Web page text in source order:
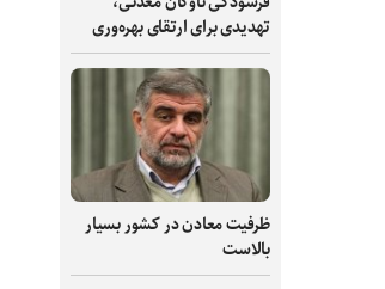
تهدیدی برای ارتقای بهره‌وری
ظرفیت‌ معادن در کشور بسیار
بالاست